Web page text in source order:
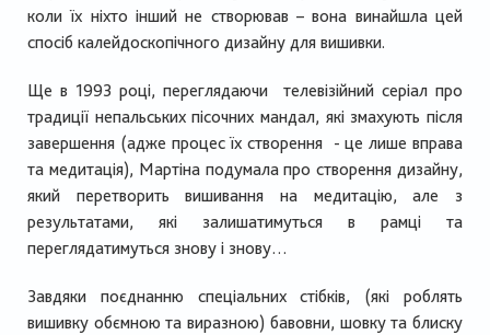
коли їх ніхто інший не створював – вона винайшла цей
спосіб калейдоскопічного дизайну для вишивки.
Ще в 1993 році, переглядаючи телевізійний серіал про
традиції непальських пісочних мандал, які змахують після
завершення (адже процес їх створення - це лише вправа
та медитація), Мартіна подумала про створення дизайну,
який перетворить вишивання на медитацію, але з
результатами, які залишатимуться в рамці та
переглядатимуться знову і знову…
Завдяки поєднанню спеціальних стібків, (які роблять
вишивку обємною та виразною) бавовни, шовку та блиску